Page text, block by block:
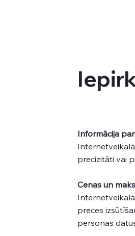
Informācija
precizitāti vai
Cenas un
preces
personas